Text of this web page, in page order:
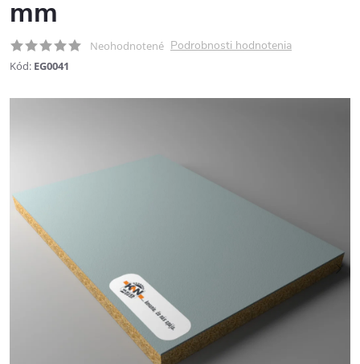
mm
Neohodnotené Podrobnosti hodnotenia
Kód: EG0041